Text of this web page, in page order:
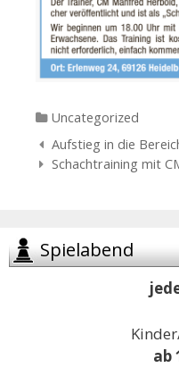
Categories
Uncategorized
Navigation
der
Aufstieg in die
Schachtraining mit
Spielabend
ab